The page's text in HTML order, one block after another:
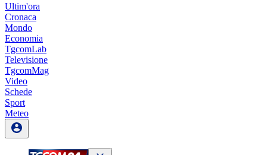
Ultim'ora
Cronaca
Mondo
Economia
TgcomLab
Televisione
TgcomMag
Video
Schede
Sport
Meteo